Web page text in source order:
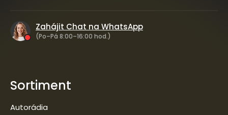
Zahájit Chat na WhatsApp
(Po–Pá 8:00–16:00 hod.)
Sortiment
Autorádia